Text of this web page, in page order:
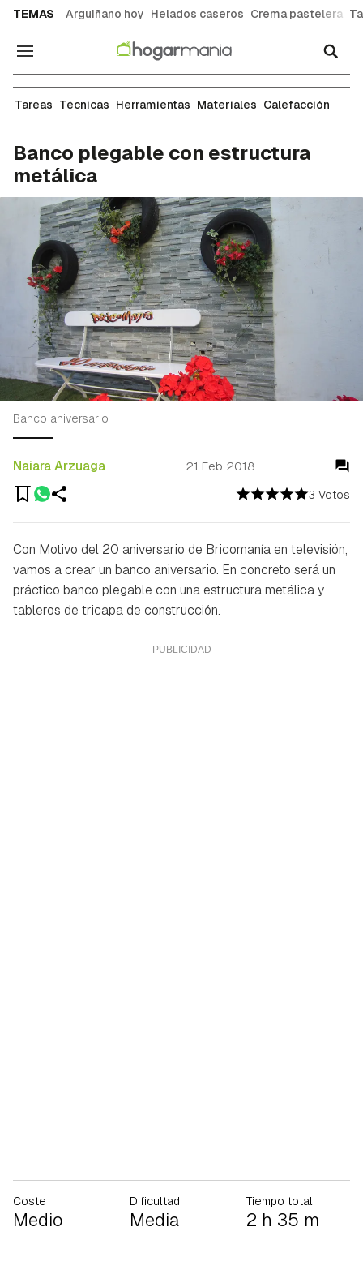
TEMAS Arguiñano hoy Helados caseros Crema pastelera
Navegación
Carpintería
Tareas Técnicas Herramientas Materiales Calefacción
Banco plegable con estructura
metálica
3 Votos
Naiara Arzuaga 21 Feb 2018
Banco aniversario
Con Motivo del 20 aniversario de Bricomanía en televisión,
vamos a crear un banco aniversario. En concreto será un
práctico banco plegable con una estructura metálica y
tableros de tricapa de construcción.
Coste
Medio
Dificultad
Media
Tiempo total
2 h 35 m